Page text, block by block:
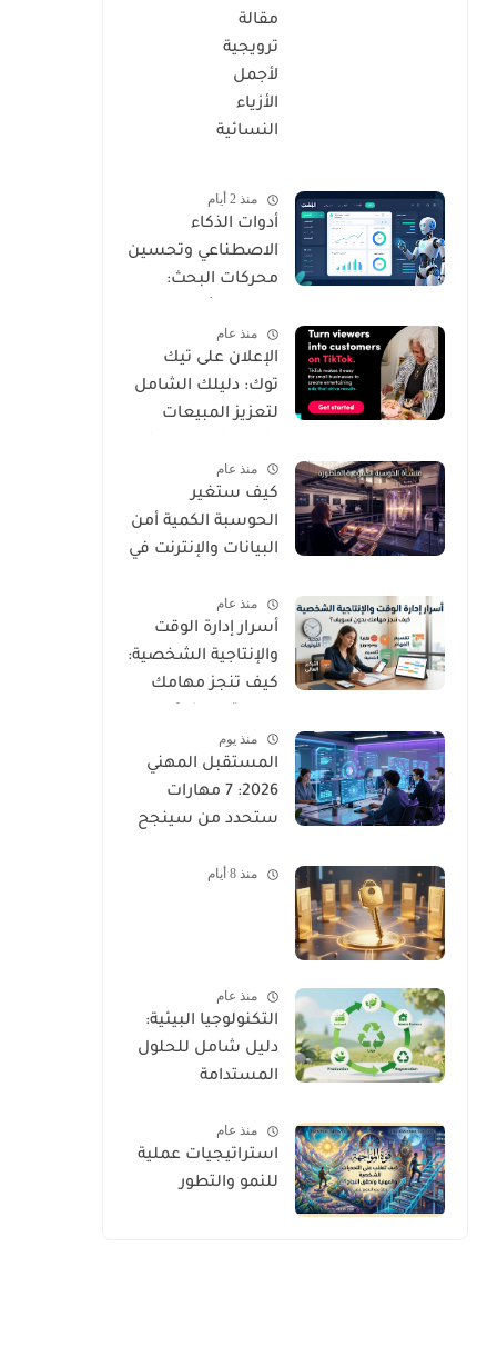
مقالة
ترويجية
لأجمل
الأزياء
النسائية
منذ 2 أيام
أدوات الذكاء
الاصطناعي وتحسين
محركات البحث:
للتفوق الرقمي
منذ عام
الإعلان على تيك
توك: دليلك الشامل
لتعزيز المبيعات
المستهدف
منذ عام
كيف ستغير
الحوسبة الكمية أمن
البيانات والإنترنت في
منذ عام
أسرار إدارة الوقت
والإنتاجية الشخصية:
كيف تنجز مهامك
منذ يوم
المستقبل المهني
2026: 7 مهارات
ستحدد من سينجح
الركب
منذ 8 أيام
منذ عام
التكنولوجيا البيئية:
دليل شامل للحلول
المستدامة
منذ عام
استراتيجيات عملية
للنمو والتطور